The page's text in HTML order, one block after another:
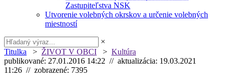
Zastupiteľstva NSK
Utvorenie volebných okrskov a určenie volebných
miestností
×
Titulka > ŽIVOT V OBCI > Kultúra
publikované: 27.01.2016 14:22 // aktualizácia: 19.03.2021
11:26 // zobrazené: 7395